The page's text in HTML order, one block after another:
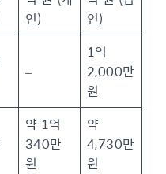
인)
인)
–
1억
2,000만
원
약 1억
340만
원
약
4,730만
원